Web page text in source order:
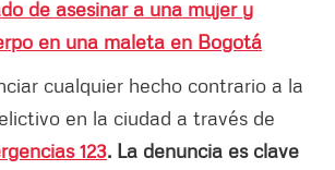
de asesinar a una mujer y
en una maleta en Bogotá
cualquier hecho contrario a la
en la ciudad a través de
123. La denuncia es clave